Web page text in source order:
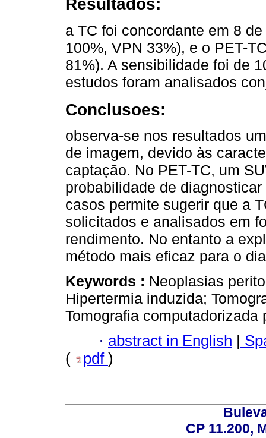
a TC foi concordante em 8
100%, VPN 33%), e o PET-
81%). A sensibilidade foi de
estudos foram analisados
Conclusoes:
observa-se nos resultados
de imagem, devido às
captação. No PET-TC, um
probabilidade de
casos permite sugerir que a
solicitados e analisados em
rendimento. No entanto a
método mais eficaz para o
Keywords : Neoplasias
Hipertermia induzida;
Tomografia computadorizada
· abstract in English
(
pdf )
CP 11.200,